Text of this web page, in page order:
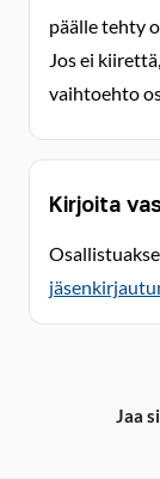
päälle tehty
Jos ei
vaihtoehto
Kirjoita
Jaa